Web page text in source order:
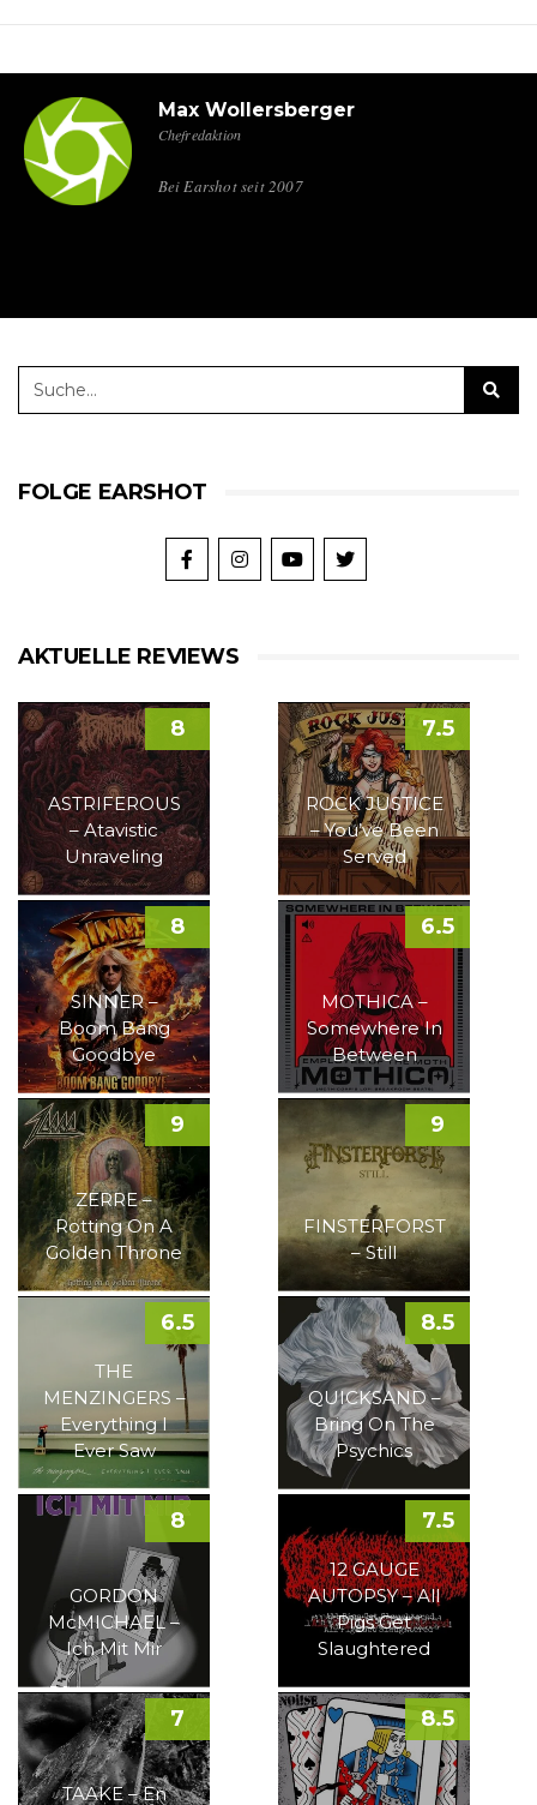
Max Wollersberger
Chefredaktion
Bei Earshot seit 2007
FOLGE EARSHOT
AKTUELLE REVIEWS
ASTRIFEROUS
– Atavistic
Unraveling
8
ROCK JUSTICE
– You’ve Been
Served
7.5
SINNER –
Boom Bang
Goodbye
8
MOTHICA –
Somewhere In
Between
6.5
ZERRE –
Rotting On A
Golden Throne
9
FINSTERFORST
– Still
9
THE
MENZINGERS –
Everything I
Ever Saw
6.5
QUICKSAND –
Bring On The
Psychics
8.5
GORDON
McMICHAEL –
Ich Mit Mir
8
12 GAUGE
AUTOPSY – All
Pigs Get
Slaughtered
7.5
TAAKE – En
7 8.5